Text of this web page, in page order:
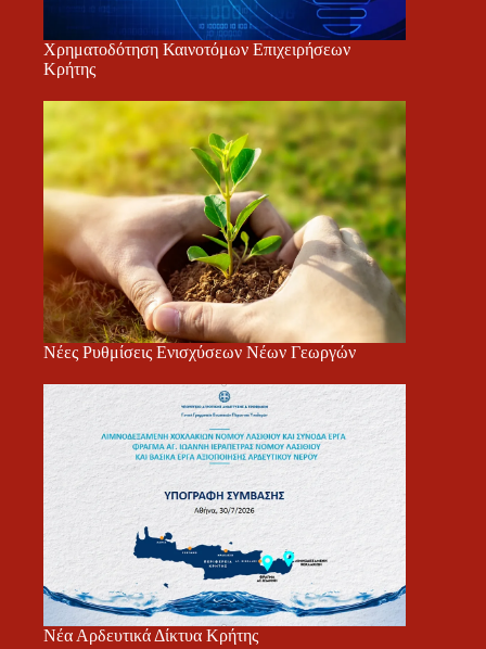
Χρηματοδότηση Καινοτόμων Επιχειρήσεων
Κρήτης
Νέες Ρυθμίσεις Ενισχύσεων Νέων Γεωργών
Νέα Αρδευτικά Δίκτυα Κρήτης